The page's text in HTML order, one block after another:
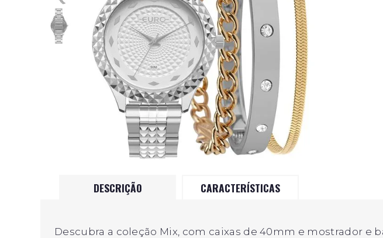
DESCRIÇÃO CARACTERÍSTICAS
Descubra a coleção Mix, com caixas de 40mm e mostrador